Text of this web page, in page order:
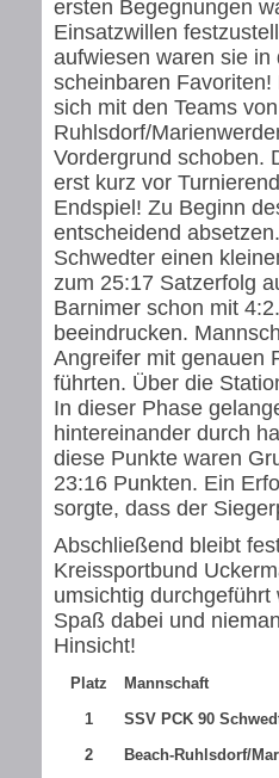
ersten Begegnungen
Einsatzwillen
aufwiesen waren sie
scheinbaren
sich mit den Teams
Ruhlsdorf/
Vordergrund schoben.
erst kurz vor
Endspiel! Zu Beginn
entscheidend
Schwedter einen
zum 25:17 Satzerfolg
Barnimer schon mit
beeindrucken.
Angreifer mit genauen
führten. Über die
In dieser Phase
hintereinander durch
diese Punkte waren
23:16 Punkten. Ein
sorgte, dass der
Abschließend bleibt
Kreissportbund
umsichtig
Spaß dabei und
Hinsicht!
Platz Mannschaft
1
SSV PCK 90
2
Beach-Ruhlsdorf/